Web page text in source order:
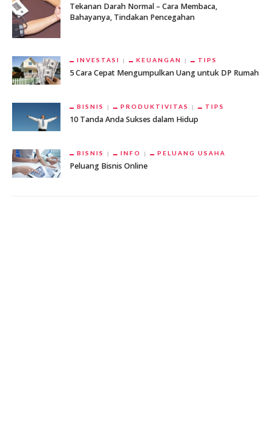
Tekanan Darah Normal – Cara Membaca,
Bahayanya, Tindakan Pencegahan
INVESTASI KEUANGAN TIPS
5 Cara Cepat Mengumpulkan Uang untuk DP Rumah
BISNIS PRODUKTIVITAS TIPS
10 Tanda Anda Sukses dalam Hidup
BISNIS INFO PELUANG USAHA
Peluang Bisnis Online